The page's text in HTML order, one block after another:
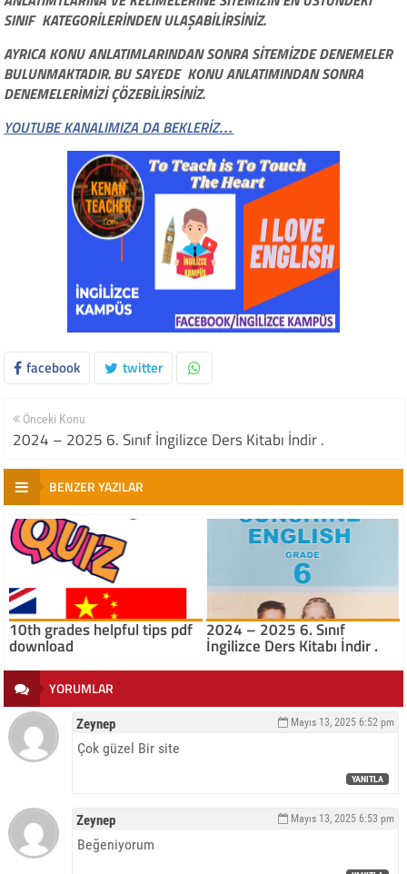
SINIF KATEGORİLERİNDEN ULAŞABİLİRSİNİZ.
AYRICA KONU ANLATIMLARINDAN SONRA SİTEMİZDE DENEMELER
BULUNMAKTADIR. BU SAYEDE KONU ANLATIMINDAN SONRA
DENEMELERİMİZİ ÇÖZEBİLİRSİNİZ.
YOUTUBE KANALIMIZA DA BEKLERİZ…
facebook twitter
Önceki Konu
2024 – 2025 6. Sınıf İngilizce Ders Kitabı İndir .
BENZER YAZILAR
10th grades helpful tips pdf
download
2024 – 2025 6. Sınıf
İngilizce Ders Kitabı İndir .
YORUMLAR
Zeynep Mayıs 13, 2025 6:52 pm
Çok güzel Bir site
YANITLA
Zeynep Mayıs 13, 2025 6:53 pm
Beğeniyorum